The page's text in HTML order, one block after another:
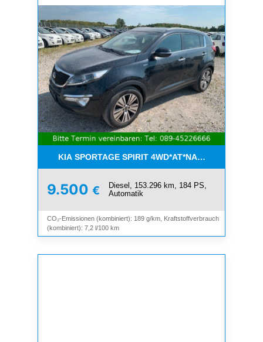
KIA SPORTAGE SPIRIT 4WD*AT*NAVI*8-
9.500 €
Diesel, 153.296 km, 184 PS,
Automatik
CO₂-Emissionen (kombiniert): 189 g/km, Kraftstoffverbrauch
(kombiniert): 7,2 l/100 km